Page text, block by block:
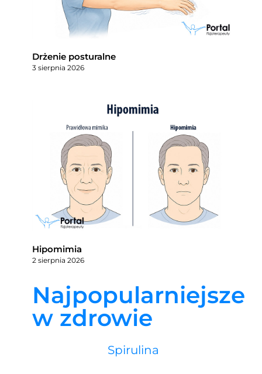
Drżenie posturalne
3 sierpnia 2026
Hipomimia
2 sierpnia 2026
Najpopularniejsze
w zdrowie
Spirulina